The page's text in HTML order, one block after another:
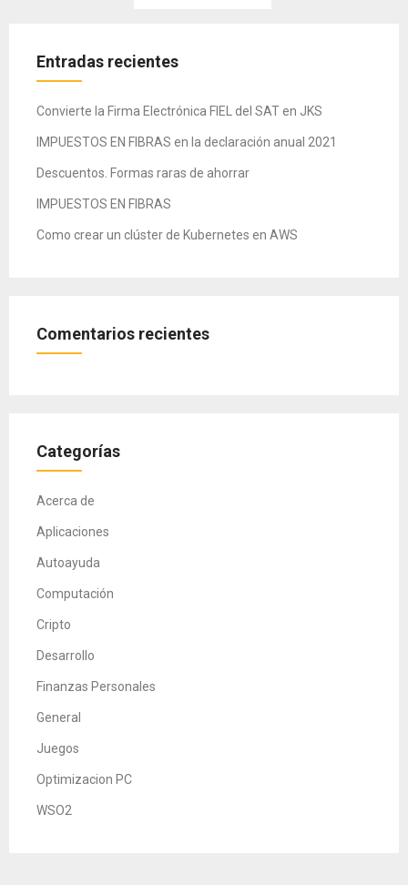
entradas
Entradas recientes
Convierte la Firma Electrónica FIEL del SAT en JKS
IMPUESTOS EN FIBRAS en la declaración anual 2021
Descuentos. Formas raras de ahorrar
IMPUESTOS EN FIBRAS
Como crear un clúster de Kubernetes en AWS
Comentarios recientes
Categorías
Acerca de
Aplicaciones
Autoayuda
Computación
Cripto
Desarrollo
Finanzas Personales
General
Juegos
Optimizacion PC
WSO2